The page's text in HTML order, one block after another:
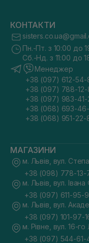
КОНТАКТИ
Пн.-Пт. з 10:00 до
Сб.-Нд. з 11:00 до
Менеджер
+38 (097) 612-54-
+38 (097) 788-12-
+38 (097) 983-41-
+38 (068) 693-
+38 (068) 951-22-
МАГАЗИНИ
м. Львів, вул.
+38 (098) 778-13-
м. Львів, вул.
+38 (097) 611-95-
м. Львів, вул.
+38 (097) 101-97-
м. Рівне, вул. 16-го
+38 (097) 544-61-